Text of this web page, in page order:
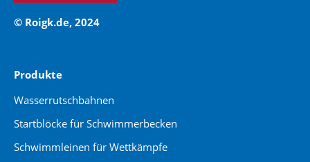
© Roigk.de, 2024
Produkte
Wasserrutschbahnen
Startblöcke für Schwimmerbecken
Schwimmleinen für Wettkämpfe